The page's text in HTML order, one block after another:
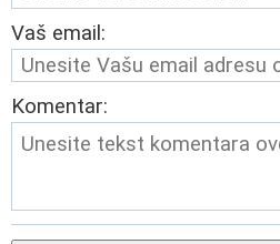
Vaš email:
Komentar: